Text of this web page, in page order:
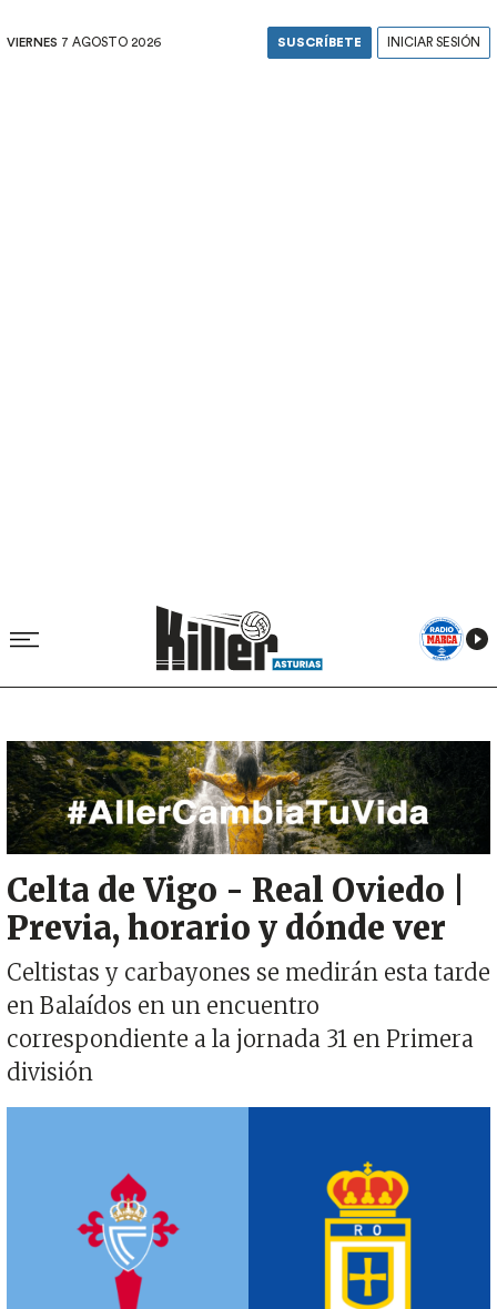
VIERNES 7 AGOSTO 2026 SUSCRÍBETE INICIAR SESIÓN
Image
Celta de Vigo - Real Oviedo |
Previa, horario y dónde ver
Celtistas y carbayones se medirán esta tarde
en Balaídos en un encuentro
correspondiente a la jornada 31 en Primera
división